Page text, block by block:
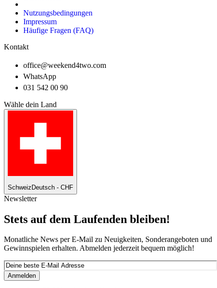
Nutzungsbedingungen
Impressum
Häufige Fragen (FAQ)
Kontakt
office@weekend4two.com
WhatsApp
031 542 00 90
Wähle dein Land
SchweizDeutsch - CHF
Newsletter
Stets auf dem Laufenden bleiben!
Monatliche News per E-Mail zu Neuigkeiten, Sonderangeboten und
Gewinnspielen erhalten. Abmelden jederzeit bequem möglich!
Anmelden